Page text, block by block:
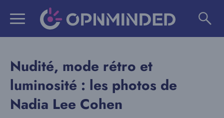
Nudité, mode rétro et
luminosité : les photos de
Nadia Lee Cohen